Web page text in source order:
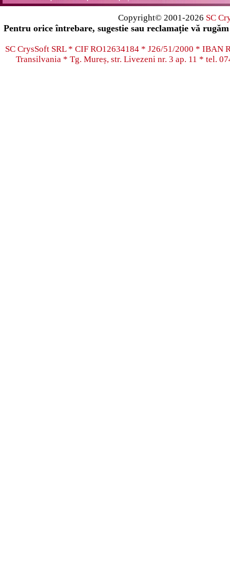
Copyright© 2001-2026 SC
Pentru orice întrebare, sugestie sau reclamație vă
SC CrysSoft SRL * CIF RO12634184 * J26/51/2000 * IBAN
Transilvania * Tg. Mureș, str. Livezeni nr. 3 ap. 11 * tel.